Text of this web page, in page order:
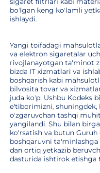
bo'lgan keng ko'lamli
ishlaydi.
Yangi toifadagi
va elektron sigaretalar
rivojlanayotgan ta'minot
bizda IT xizmatlari va
boshqarish kabi
bilvosita tovar va
juda ko'p. Ushbu Kodeks
e'tiborimizni,
o'zgaruvchan tashqi
yangilandi. Shu bilan
ko'rsatish va butun
boshqaruvni
dan ortiq yetkazib
dasturida ishtirok etishga